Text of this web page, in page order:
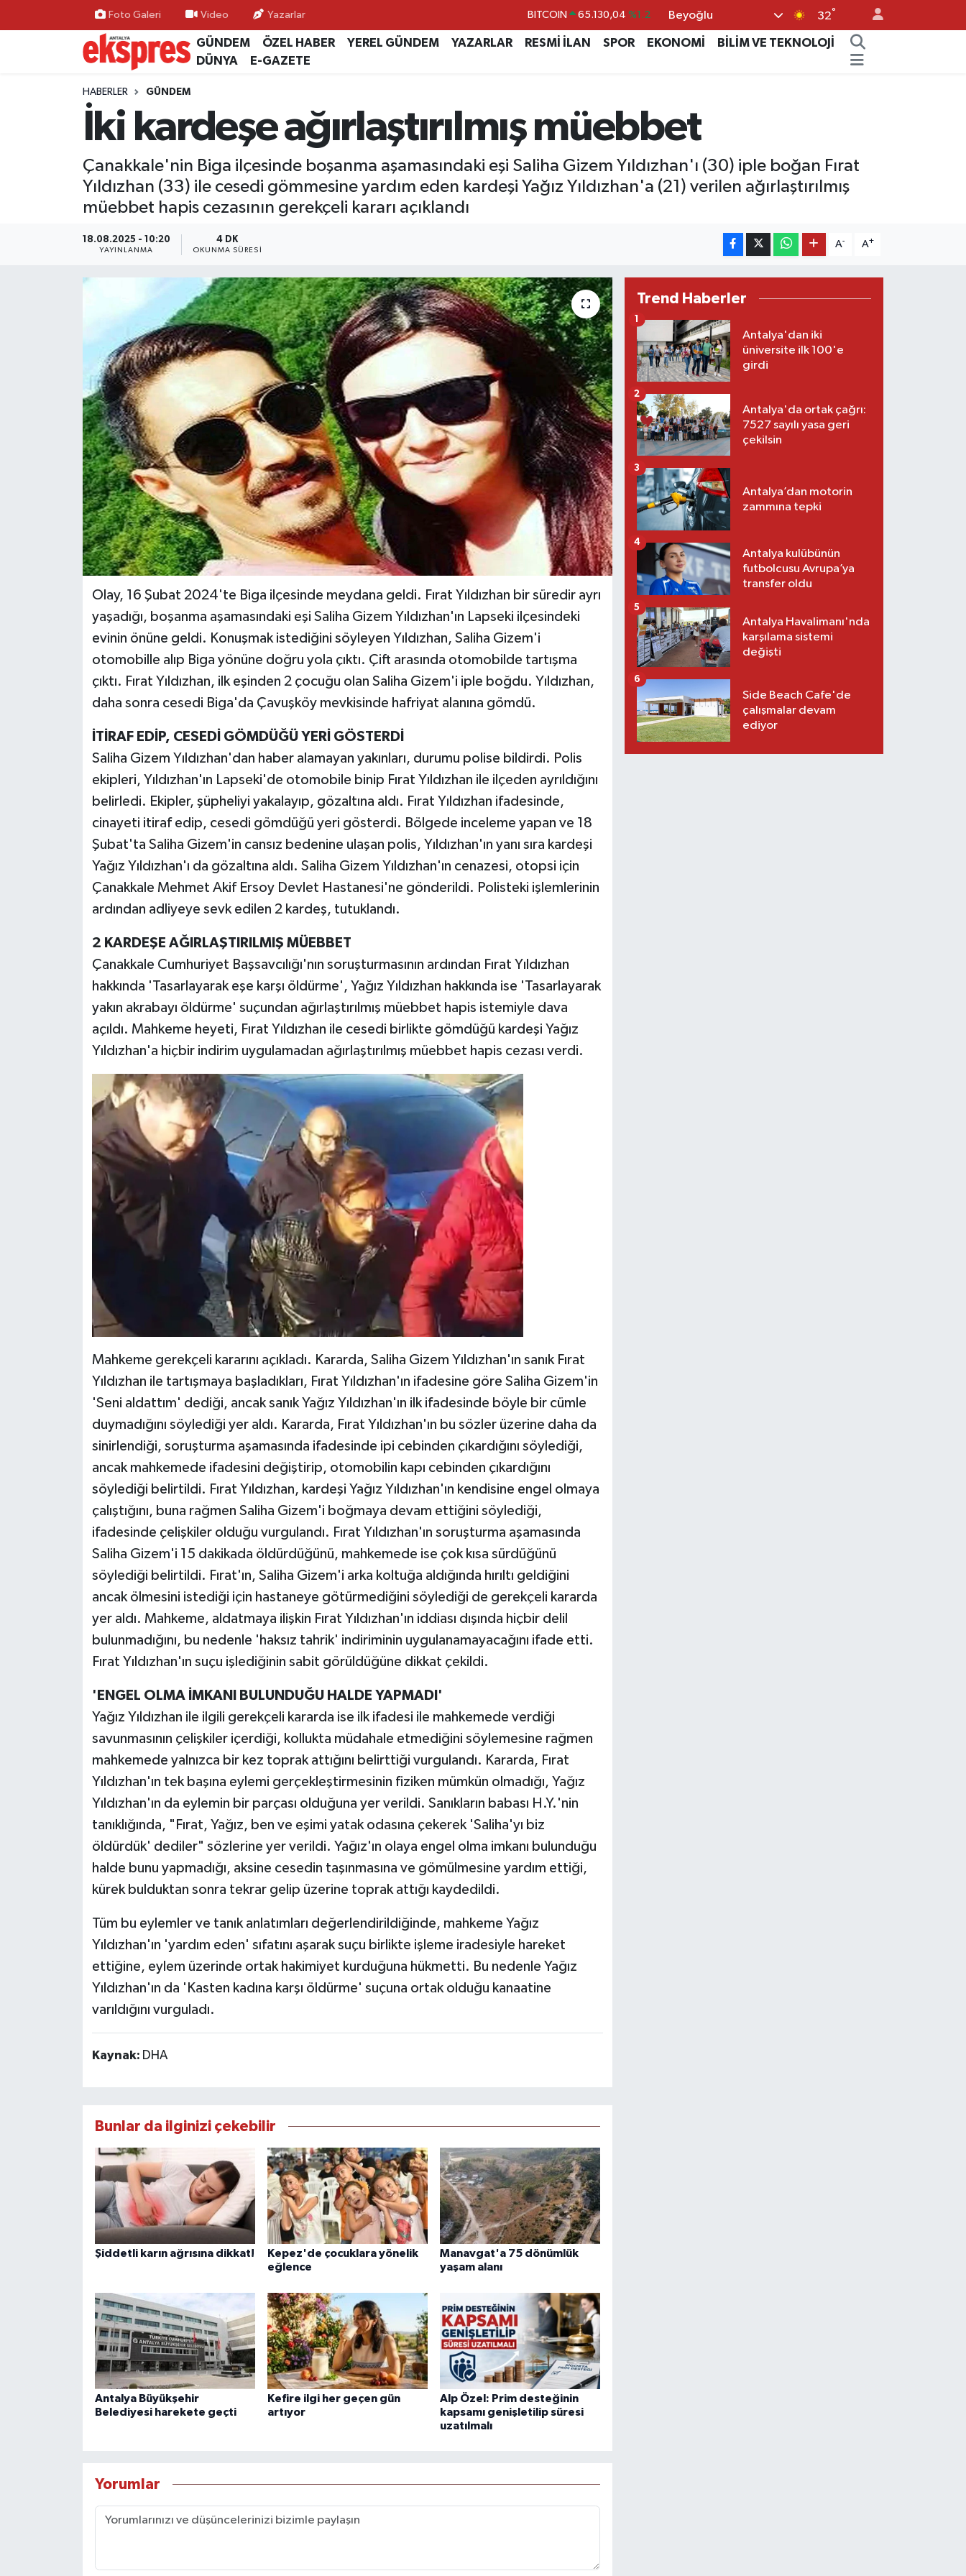
Foto Galeri Video Yazarlar DOLAR 47,7106 %0.17
EURO 55,1652 %0.27
BİST100 13.773 %-19
65.130,04 %1.2
Beyoğlu 32°
GÜNDEM ÖZEL HABER YEREL GÜNDEM YAZARLAR RESMİ İLAN SPOR EKONOMİ
BİLİM VE TEKNOLOJİ
DÜNYA
E-GAZETE
HABERLER GÜNDEM
İki kardeşe ağırlaştırılmış müebbet
Çanakkale'nin Biga ilçesinde boşanma aşamasındaki eşi Saliha Gizem Yıldızhan'ı (30) iple boğan Fırat
Yıldızhan (33) ile cesedi gömmesine yardım eden kardeşi Yağız Yıldızhan'a (21) verilen ağırlaştırılmış
müebbet hapis cezasının gerekçeli kararı açıklandı
18.08.2025 - 10:20
YAYINLANMA
4 DK
OKUNMA SÜRESI
A- A+
Olay, 16 Şubat 2024'te Biga ilçesinde meydana geldi. Fırat Yıldızhan bir süredir ayrı
yaşadığı, boşanma aşamasındaki eşi Saliha Gizem Yıldızhan'ın Lapseki ilçesindeki
evinin önüne geldi. Konuşmak istediğini söyleyen Yıldızhan, Saliha Gizem'i
otomobille alıp Biga yönüne doğru yola çıktı. Çift arasında otomobilde tartışma
çıktı. Fırat Yıldızhan, ilk eşinden 2 çocuğu olan Saliha Gizem'i iple boğdu. Yıldızhan,
daha sonra cesedi Biga'da Çavuşköy mevkisinde hafriyat alanına gömdü.
İTİRAF EDİP, CESEDİ GÖMDÜĞÜ YERİ GÖSTERDİ
Saliha Gizem Yıldızhan'dan haber alamayan yakınları, durumu polise bildirdi. Polis
ekipleri, Yıldızhan'ın Lapseki'de otomobile binip Fırat Yıldızhan ile ilçeden ayrıldığını
belirledi. Ekipler, şüpheliyi yakalayıp, gözaltına aldı. Fırat Yıldızhan ifadesinde,
cinayeti itiraf edip, cesedi gömdüğü yeri gösterdi. Bölgede inceleme yapan ve 18
Şubat'ta Saliha Gizem'in cansız bedenine ulaşan polis, Yıldızhan'ın yanı sıra kardeşi
Yağız Yıldızhan'ı da gözaltına aldı. Saliha Gizem Yıldızhan'ın cenazesi, otopsi için
Çanakkale Mehmet Akif Ersoy Devlet Hastanesi'ne gönderildi. Polisteki işlemlerinin
ardından adliyeye sevk edilen 2 kardeş, tutuklandı.
2 KARDEŞE AĞIRLAŞTIRILMIŞ MÜEBBET
Çanakkale Cumhuriyet Başsavcılığı'nın soruşturmasının ardından Fırat Yıldızhan
hakkında 'Tasarlayarak eşe karşı öldürme', Yağız Yıldızhan hakkında ise 'Tasarlayarak
yakın akrabayı öldürme' suçundan ağırlaştırılmış müebbet hapis istemiyle dava
açıldı. Mahkeme heyeti, Fırat Yıldızhan ile cesedi birlikte gömdüğü kardeşi Yağız
Yıldızhan'a hiçbir indirim uygulamadan ağırlaştırılmış müebbet hapis cezası verdi.
Mahkeme gerekçeli kararını açıkladı. Kararda, Saliha Gizem Yıldızhan'ın sanık Fırat
Yıldızhan ile tartışmaya başladıkları, Fırat Yıldızhan'ın ifadesine göre Saliha Gizem'in
'Seni aldattım' dediği, ancak sanık Yağız Yıldızhan'ın ilk ifadesinde böyle bir cümle
duymadığını söylediği yer aldı. Kararda, Fırat Yıldızhan'ın bu sözler üzerine daha da
sinirlendiği, soruşturma aşamasında ifadesinde ipi cebinden çıkardığını söylediği,
ancak mahkemede ifadesini değiştirip, otomobilin kapı cebinden çıkardığını
söylediği belirtildi. Fırat Yıldızhan, kardeşi Yağız Yıldızhan'ın kendisine engel olmaya
çalıştığını, buna rağmen Saliha Gizem'i boğmaya devam ettiğini söylediği,
ifadesinde çelişkiler olduğu vurgulandı. Fırat Yıldızhan'ın soruşturma aşamasında
Saliha Gizem'i 15 dakikada öldürdüğünü, mahkemede ise çok kısa sürdüğünü
söylediği belirtildi. Fırat'ın, Saliha Gizem'i arka koltuğa aldığında hırıltı geldiğini
ancak ölmesini istediği için hastaneye götürmediğini söylediği de gerekçeli kararda
yer aldı. Mahkeme, aldatmaya ilişkin Fırat Yıldızhan'ın iddiası dışında hiçbir delil
bulunmadığını, bu nedenle 'haksız tahrik' indiriminin uygulanamayacağını ifade etti.
Fırat Yıldızhan'ın suçu işlediğinin sabit görüldüğüne dikkat çekildi.
'ENGEL OLMA İMKANI BULUNDUĞU HALDE YAPMADI'
Yağız Yıldızhan ile ilgili gerekçeli kararda ise ilk ifadesi ile mahkemede verdiği
savunmasının çelişkiler içerdiği, kollukta müdahale etmediğini söylemesine rağmen
mahkemede yalnızca bir kez toprak attığını belirttiği vurgulandı. Kararda, Fırat
Yıldızhan'ın tek başına eylemi gerçekleştirmesinin fiziken mümkün olmadığı, Yağız
Yıldızhan'ın da eylemin bir parçası olduğuna yer verildi. Sanıkların babası H.Y.'nin
tanıklığında, "Fırat, Yağız, ben ve eşimi yatak odasına çekerek 'Saliha'yı biz
öldürdük' dediler" sözlerine yer verildi. Yağız'ın olaya engel olma imkanı bulunduğu
halde bunu yapmadığı, aksine cesedin taşınmasına ve gömülmesine yardım ettiği,
kürek bulduktan sonra tekrar gelip üzerine toprak attığı kaydedildi.
Tüm bu eylemler ve tanık anlatımları değerlendirildiğinde, mahkeme Yağız
Yıldızhan'ın 'yardım eden' sıfatını aşarak suçu birlikte işleme iradesiyle hareket
ettiğine, eylem üzerinde ortak hakimiyet kurduğuna hükmetti. Bu nedenle Yağız
Yıldızhan'ın da 'Kasten kadına karşı öldürme' suçuna ortak olduğu kanaatine
varıldığını vurguladı.
Kaynak: DHA
Bunlar da ilginizi çekebilir
Şiddetli karın ağrısına dikkat!
Kepez'de çocuklara yönelik
eğlence
Manavgat'a 75 dönümlük
yaşam alanı
Antalya Büyükşehir
Belediyesi harekete geçti
Kefire ilgi her geçen gün
artıyor
Alp Özel: Prim desteğinin
kapsamı genişletilip süresi
uzatılmalı
Yorumlar
Trend Haberler
Antalya'dan iki
üniversite ilk 100'e
girdi
1
Antalya'da ortak çağrı:
7527 sayılı yasa geri
çekilsin
2
Antalya’dan motorin
zammına tepki
3
Antalya kulübünün
futbolcusu Avrupa’ya
transfer oldu
4
Antalya Havalimanı'nda
karşılama sistemi
değişti
5
Side Beach Cafe'de
çalışmalar devam
ediyor
6
ÖZEL HABER
GÜNDEM
YEREL GÜNDEM
EKONOMİ
KÜLTÜR - SANAT
TURİZM
RÖPORTAJ
VİDEO HABERLER
YAZARLAR
RESMİ İLAN
Nöbetçi Eczaneler
Hava Durumu
Trafik Durumu
Süper Lig Puan Durumu ve Fikstür
Tüm Manşetler
Son Dakika Haberleri